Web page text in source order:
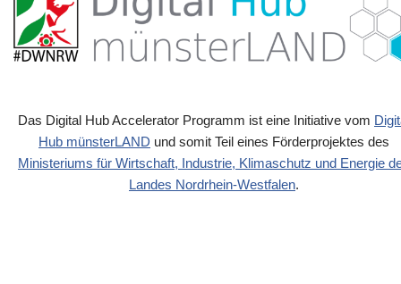
Das Digital Hub Accelerator Programm ist eine Initiative vom
Hub münsterLAND und somit Teil eines Förderprojektes des
Ministeriums für Wirtschaft, Industrie, Klimaschutz und Energie
Landes Nordrhein-Westfalen.